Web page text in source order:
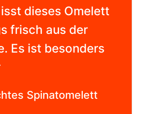
dieses Omelett
frisch aus der
Es ist besonders
Spinatomelett